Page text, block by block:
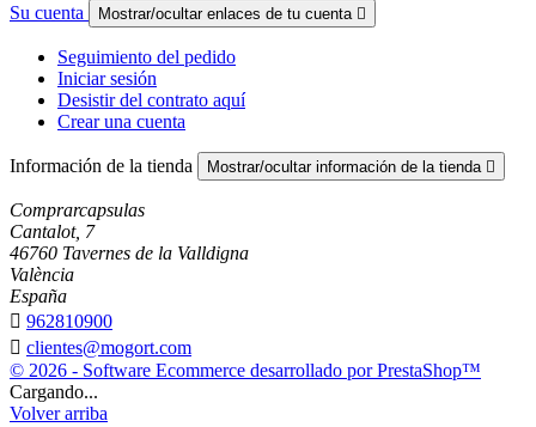
Su cuenta Mostrar/ocultar enlaces de tu cuenta 
Seguimiento del pedido
Iniciar sesión
Desistir del contrato aquí
Crear una cuenta
Información de la tienda Mostrar/ocultar información de la tienda 
Comprarcapsulas
Cantalot, 7
46760 Tavernes de la Valldigna
València
España
 962810900
 clientes@mogort.com
© 2026 - Software Ecommerce desarrollado por PrestaShop™
Cargando...
Volver arriba